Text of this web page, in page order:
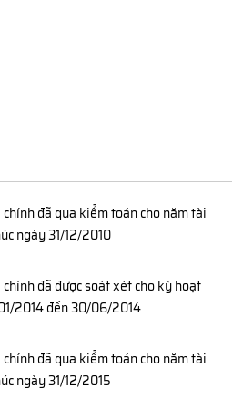
chính đã qua kiểm toán cho năm tài
ngày 31/12/2010
chính đã được soát xét cho kỳ hoạt
2014 đến 30/06/2014
chính đã qua kiểm toán cho năm tài
ngày 31/12/2015